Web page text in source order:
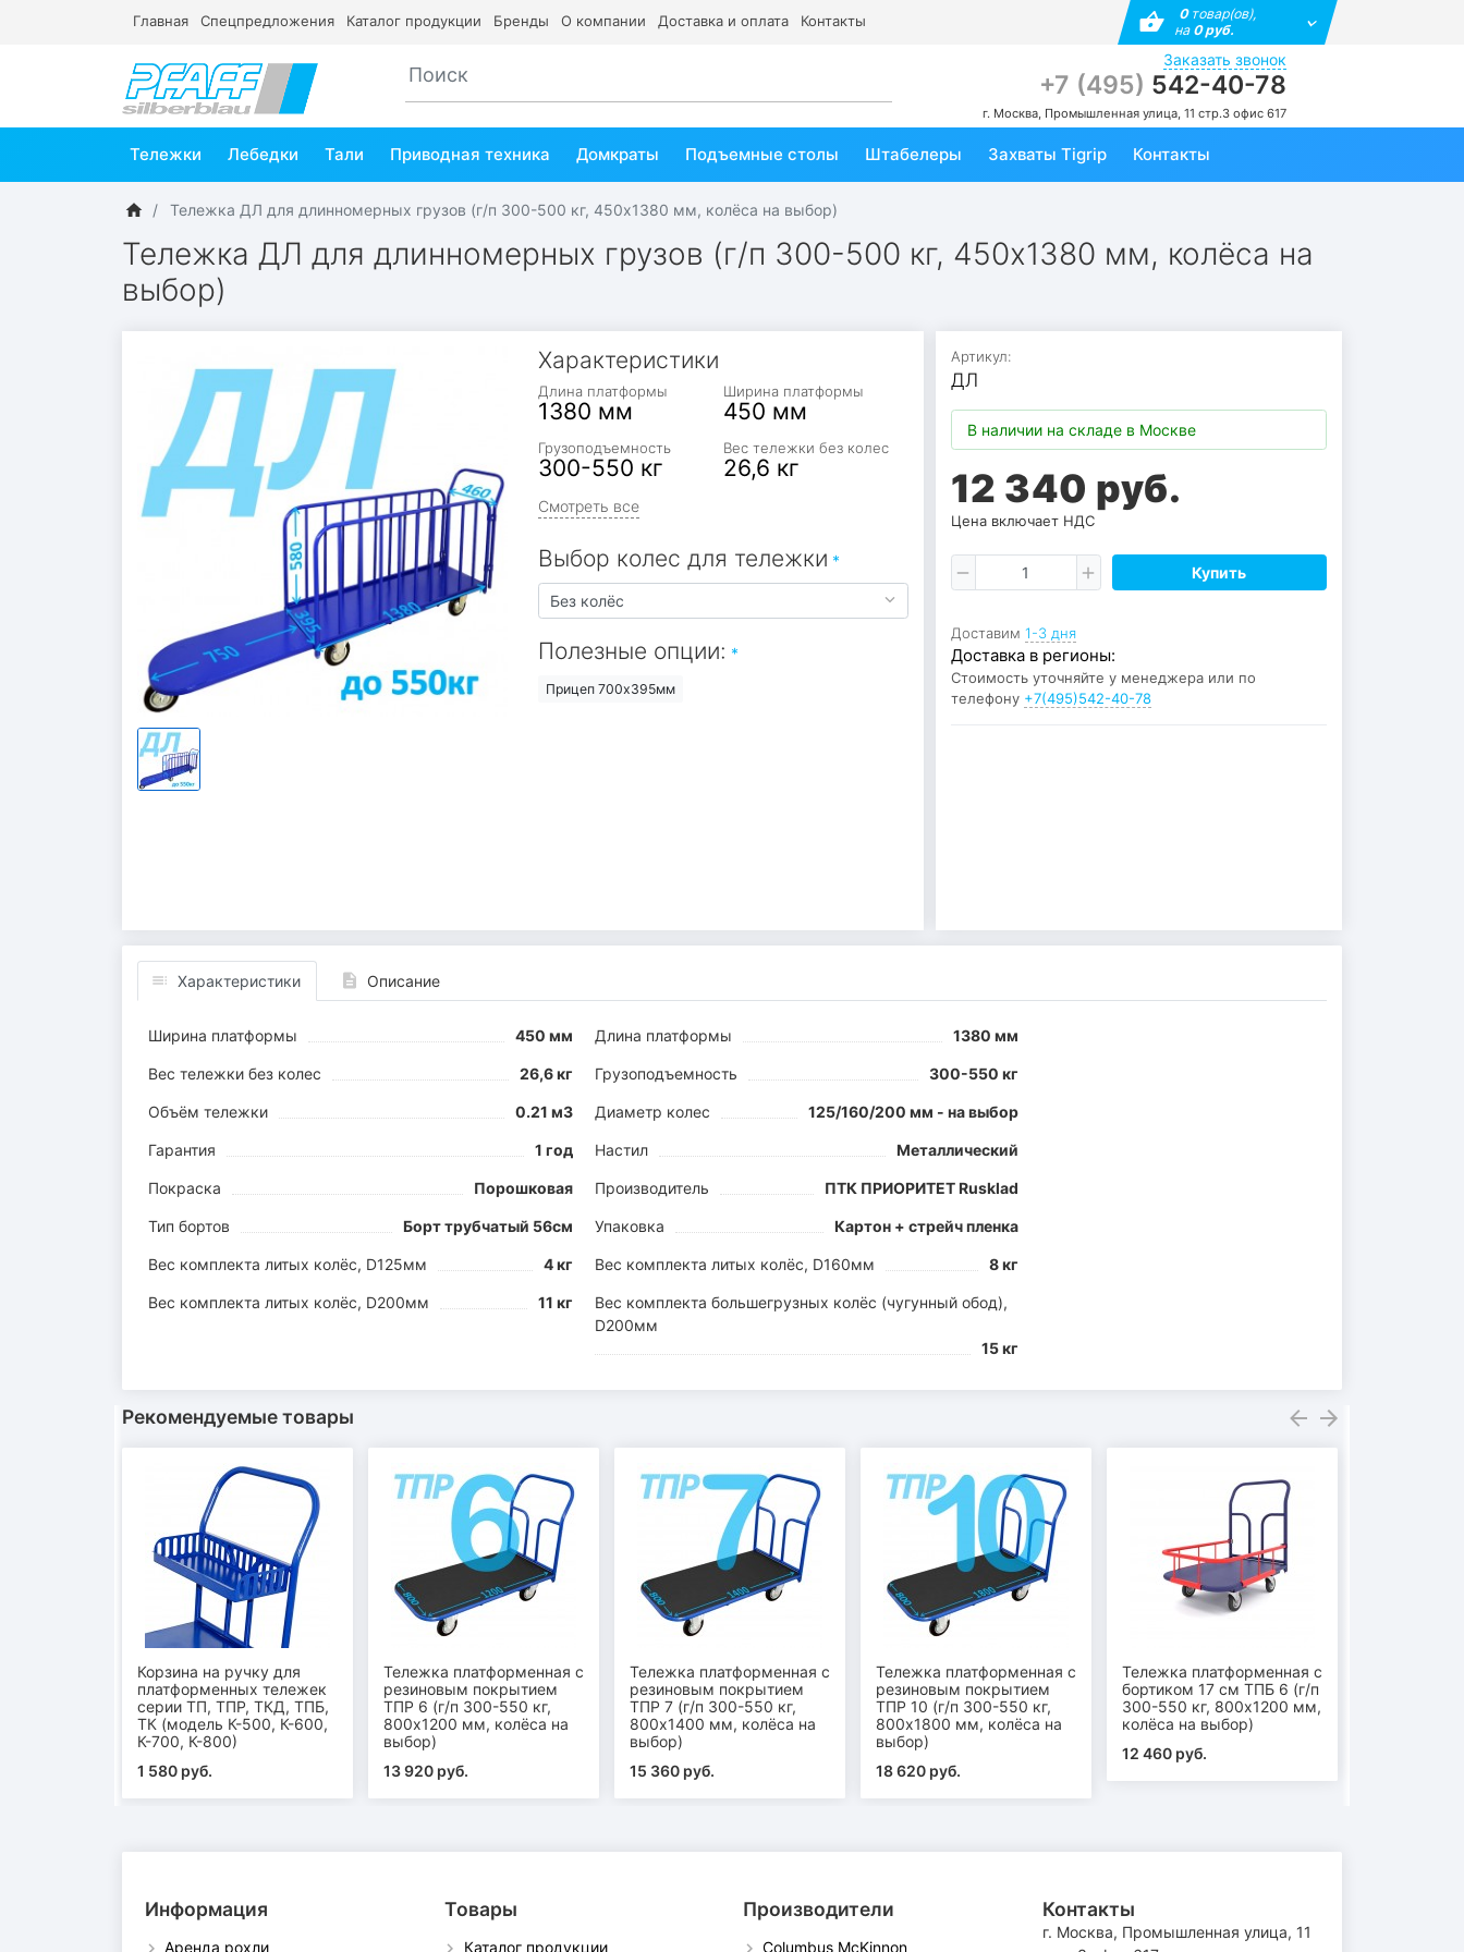
Главная Спецпредложения Каталог продукции Бренды О компании Доставка и оплата Контакты 0товар(ов),
на0 руб.
Заказать звонок
+7 (495) 542-40-78
г. Москва, Промышленная улица, 11 стр.3 офис 617
Тележки Лебедки Тали Приводная техника Домкраты Подъемные столы Штабелеры Захваты Tigrip Контакты
Тележка ДЛ для длинномерных грузов (г/п 300-500 кг, 450х1380 мм, колёса на выбор)
Тележка ДЛ для длинномерных грузов (г/п 300-500 кг, 450х1380 мм, колёса на
выбор)
Характеристики
Ширина платформы
450 мм
Длина платформы
1380 мм
Вес тележки без колес
26,6 кг
Грузоподъемность
300-550 кг
Смотреть все
Выбор колес для тележки
Полезные опции:
Прицеп 700х395мм
Артикул:
ДЛ
В наличии на складе в Москве
12 340 руб.
Цена включает НДС
Купить
Доставим 1-3 дня
Доставка в регионы:
Стоимость уточняйте у менеджера или по
телефону +7(495)542-40-78
Характеристики Описание
Ширина платформы 450 мм Длина платформы 1380 мм
Вес тележки без колес 26,6 кг Грузоподъемность 300-550 кг
Объём тележки 0.21 м3 Диаметр колес 125/160/200 мм - на выбор
Гарантия 1 год Настил Металлический
Покраска Порошковая Производитель ПТК ПРИОРИТЕТ Rusklad
Тип бортов Борт трубчатый 56см Упаковка Картон + стрейч пленка
Вес комплекта литых колёс, D125мм 4 кг Вес комплекта литых колёс, D160мм 8 кг
Вес комплекта литых колёс, D200мм 11 кг
Вес комплекта большегрузных колёс (чугунный обод),
D200мм
15 кг
Рекомендуемые товары
Корзина на ручку для
платформенных тележек
серии ТП, ТПР, ТКД, ТПБ,
ТК (модель К-500, К-600,
К-700, К-800)
1 580 руб.
Тележка платформенная с
резиновым покрытием
ТПР 6 (г/п 300-550 кг,
800х1200 мм, колёса на
выбор)
13 920 руб.
Тележка платформенная с
резиновым покрытием
ТПР 7 (г/п 300-550 кг,
800х1400 мм, колёса на
выбор)
15 360 руб.
Тележка платформенная с
резиновым покрытием
ТПР 10 (г/п 300-550 кг,
800х1800 мм, колёса на
выбор)
18 620 руб.
Тележка платформенная с
бортиком 17 см ТПБ 6 (г/п
300-550 кг, 800х1200 мм,
колёса на выбор)
12 460 руб.
Информация
Аренда рохли
Товары
Каталог продукции
Производители
Columbus McKinnon
Контакты
г. Москва, Промышленная улица, 11